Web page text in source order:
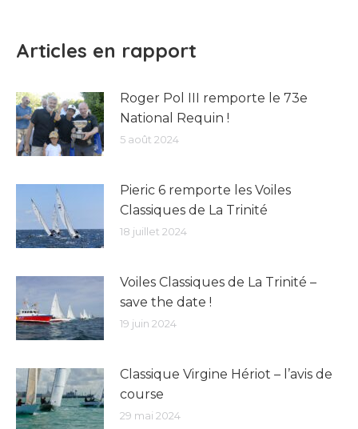
Articles en rapport
Roger Pol III remporte le 73e
National Requin !
5 août 2024
Pieric 6 remporte les Voiles
Classiques de La Trinité
18 juillet 2024
Voiles Classiques de La Trinité –
save the date !
19 juin 2024
Classique Virgine Hériot – l’avis de
course
29 mai 2024